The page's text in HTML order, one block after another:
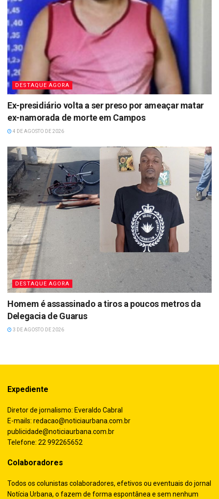
DESTAQUE AGORA
Ex-presidiário volta a ser preso por ameaçar matar
ex-namorada de morte em Campos
4 DE AGOSTO DE 2026
DESTAQUE AGORA
Homem é assassinado a tiros a poucos metros da
Delegacia de Guarus
3 DE AGOSTO DE 2026
Expediente
Diretor de jornalismo: Everaldo Cabral
E-mails: redacao@noticiaurbana.com.br
publicidade@noticiaurbana.com.br
Telefone: 22 992265652
Colaboradores
Todos os colunistas colaboradores, efetivos ou eventuais do jornal
Notícia Urbana, o fazem de forma espontânea e sem nenhum